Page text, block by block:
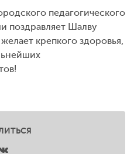
педагогического
поздравляет Шалву
крепкого здоровья,